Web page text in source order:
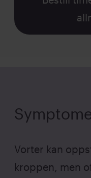
Vorter kan
kroppen, men